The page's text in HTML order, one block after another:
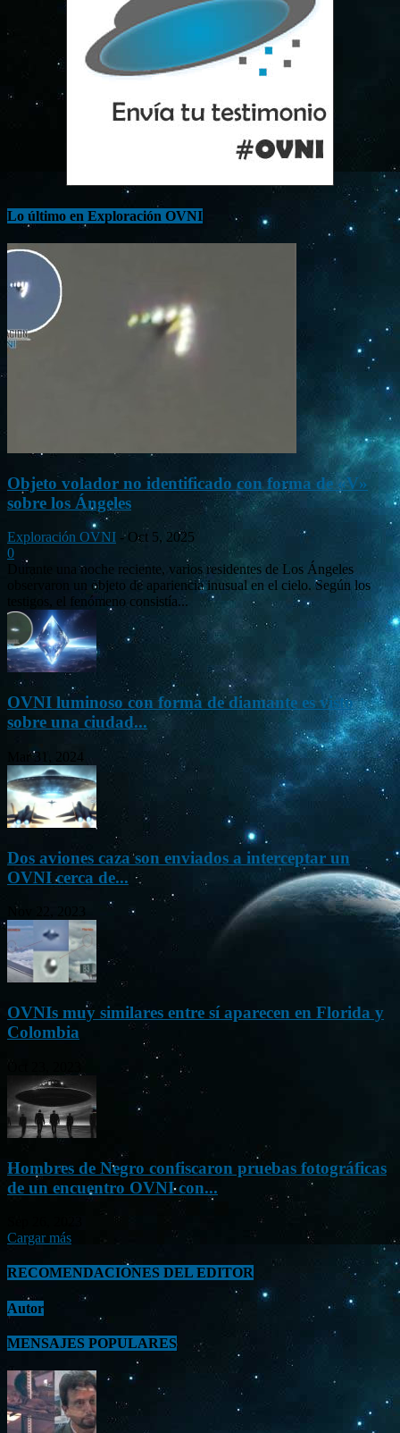
Lo último en Exploración OVNI
Objeto volador no identificado con forma de «V»
sobre los Ángeles
Exploración OVNI - Oct 5, 2025
0
Durante una noche reciente, varios residentes de Los Ángeles
observaron un objeto de apariencia inusual en el cielo. Según los
testigos, el fenómeno consistía...
OVNI luminoso con forma de diamante es visto
sobre una ciudad...
Mar 31, 2024
Dos aviones caza son enviados a interceptar un
OVNI cerca de...
Nov 22, 2023
OVNIs muy similares entre sí aparecen en Florida y
Colombia
Hombres de Negro confiscaron pruebas fotográficas
de un encuentro OVNI con...
Cargar más
RECOMENDACIONES DEL EDITOR
Autor
MENSAJES POPULARES